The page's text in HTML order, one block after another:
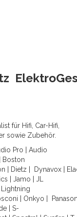
für Hifi, Car-Hifi,
sowie Zubehör.
Pro
Audio
Boston
Dietz Dynavox
Jamo
JL
Lightning
Onkyo
| S-